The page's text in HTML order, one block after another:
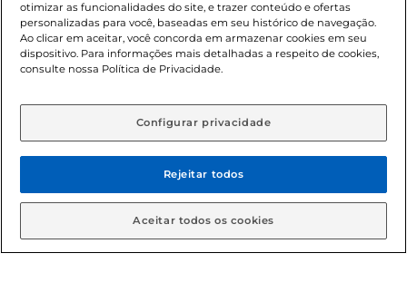
sofrer alterações sem prévia notificação. Proibida a venda
de bebidas alcoólicas para menores de 18 anos, conforme
Lei n.º 8069/90, art. 81, inciso II (Estatuto da Criança e do
Adolescente). Preços e condições exclusivos para o
aviso prévio. O valor mínimo para as compras on-line é de
© 2026 Copyright. Todos os direitos
reservados Gbarbosa.
otimizar as funcionalidades do site, e trazer conteúdo e ofertas
personalizadas para você, baseadas em seu histórico de navegação.
Ao clicar em aceitar, você concorda em armazenar cookies em seu
dispositivo. Para informações mais detalhadas a respeito de cookies,
consulte nossa Política de Privacidade.
Configurar privacidade
Rejeitar todos
Aceitar todos os cookies